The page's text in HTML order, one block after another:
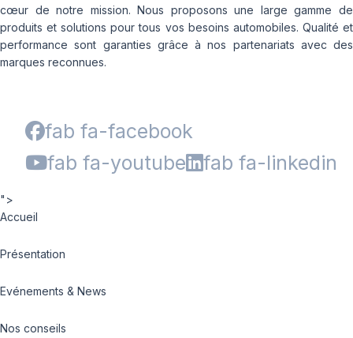
cœur de notre mission. Nous proposons une large gamme de
produits et solutions pour tous vos besoins automobiles. Qualité et
performance sont garanties grâce à nos partenariats avec des
marques reconnues.
fab fa-facebook
fab fa-youtube
fab fa-linkedin
">
Accueil
Présentation
Evénements & News
Nos conseils